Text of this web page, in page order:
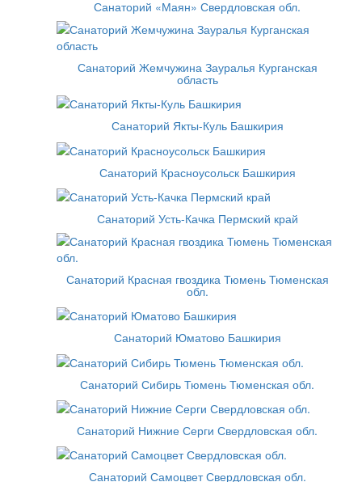
Санаторий «Маян» Свердловская обл.
Санаторий Жемчужина Зауралья Курганская
область
Санаторий Якты-Куль Башкирия
Санаторий Красноусольск Башкирия
Санаторий Усть-Качка Пермский край
Санаторий Красная гвоздика Тюмень Тюменская
обл.
Санаторий Юматово Башкирия
Санаторий Сибирь Тюмень Тюменская обл.
Санаторий Нижние Серги Свердловская обл.
Санаторий Самоцвет Свердловская обл.